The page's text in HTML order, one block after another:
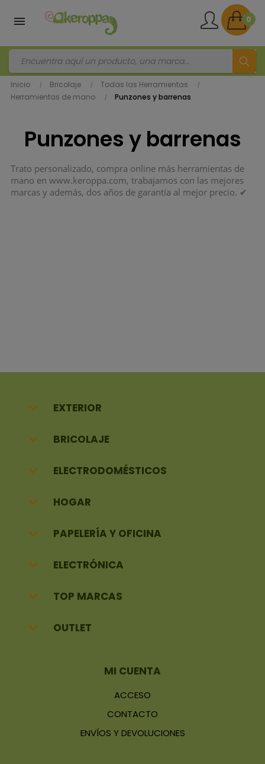
0
Inicio Bricolaje
Todas las Herramientas
Herramientas de mano
Punzones y barrenas
Punzones y barrenas
Trato personalizado, compra online más herramientas de
mano en www.keroppa.com, trabajamos con las mejores
marcas y además, dos años de garantía al mejor precio. ✔
EXTERIOR

BRICOLAJE

ELECTRODOMÉSTICOS

HOGAR

PAPELERÍA Y OFICINA

ELECTRÓNICA

TOP MARCAS

OUTLET

MI CUENTA
ACCESO
CONTACTO
ENVÍOS Y DEVOLUCIONES